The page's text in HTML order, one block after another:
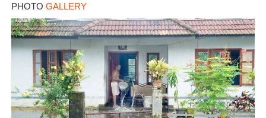
PHOTO GALLERY